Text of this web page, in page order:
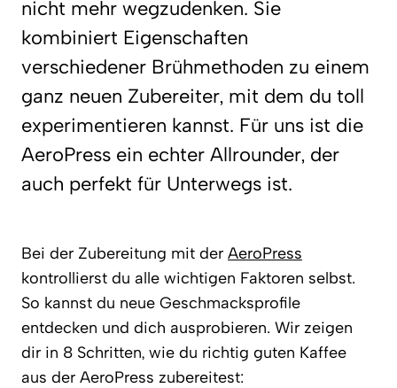
nicht mehr wegzudenken. Sie
kombiniert Eigenschaften
verschiedener Brühmethoden zu einem
ganz neuen Zubereiter, mit dem du toll
experimentieren kannst. Für uns ist die
AeroPress ein echter Allrounder, der
auch perfekt für Unterwegs ist.
Bei der Zubereitung mit der AeroPress
kontrollierst du alle wichtigen Faktoren selbst.
So kannst du neue Geschmacksprofile
entdecken und dich ausprobieren. Wir zeigen
dir in 8 Schritten, wie du richtig guten Kaffee
aus der AeroPress zubereitest: